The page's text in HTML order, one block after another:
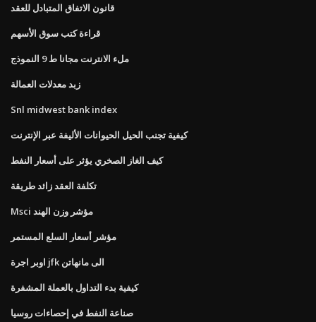
قانون الاتفاق المتبادل للعقد
قراءة كتب سوق الأسهم
ملء الانترنت مجانا ط 9 النموذج
زبد معدلات العمالة
Snl midwest bank index
كيفية تجنب الحيل الحيوانات الأليفة عبر الإنترنت
كيف الغاز الصخري يؤثر على أسعار النفط
تكلفة العقد زائد طريقة
Msci مؤشر وزن الهند
مؤشر أسعار السلع المستمر
اوبر اجرة jfk الى مانهاتن
كيفية بدء التداول بالعملة المشفرة
صناعة النفط في إحصاءات روسيا